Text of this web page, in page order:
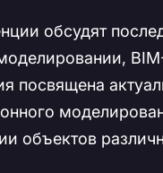
обсудят
посвящена
объектов